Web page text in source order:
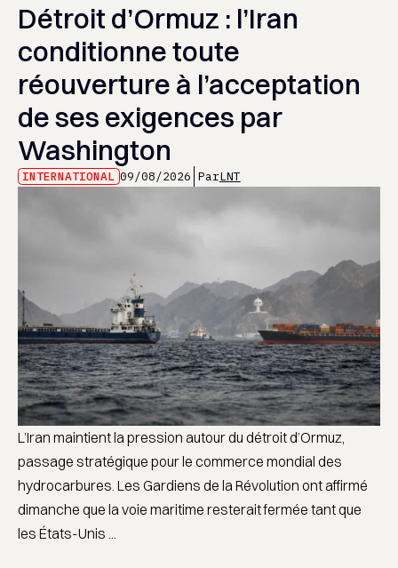
Détroit d’Ormuz : l’Iran
conditionne toute
réouverture à l’acceptation
de ses exigences par
Washington
INTERNATIONAL 09/08/2026 ParLNT
L’Iran maintient la pression autour du détroit d’Ormuz,
passage stratégique pour le commerce mondial des
hydrocarbures. Les Gardiens de la Révolution ont affirmé
dimanche que la voie maritime resterait fermée tant que
les États-Unis ...